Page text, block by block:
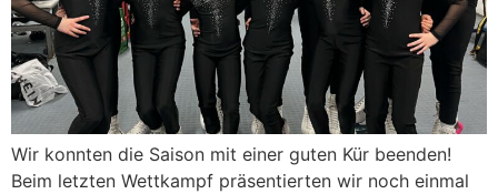
Wir konnten die Saison mit einer guten Kür beenden!
Beim letzten Wettkampf präsentierten wir noch einmal